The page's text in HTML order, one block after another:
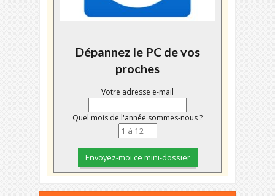
Dépannez le PC de vos
proches
Votre adresse e-mail
Quel mois de l'année sommes-nous ?